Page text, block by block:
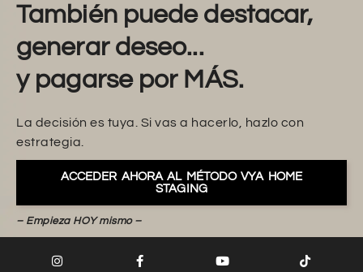
También puede destacar,
generar deseo...
y pagarse por MÁS.
La decisión es tuya. Si vas a hacerlo, hazlo con
estrategia.
ACCEDER AHORA AL MÉTODO VYA HOME
STAGING
– Empieza HOY mismo –